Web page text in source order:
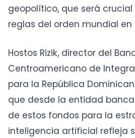
geopolítico, que será
reglas del orden mundial en
Hostos Rizik, director del
Centroamericano de
para la República
que desde la entidad
de estos fondos para la
inteligencia artificial refleja